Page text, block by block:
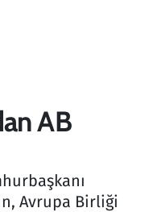
AB
Avrupa Birliği